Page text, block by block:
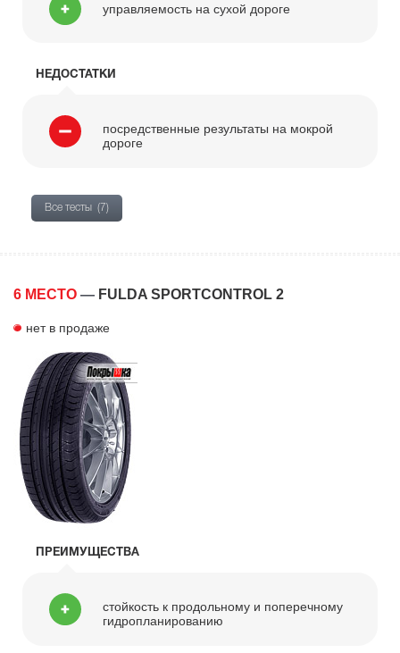
управляемость на сухой дороге
НЕДОСТАТКИ
посредственные результаты на мокрой
дороге
Все тесты (7)
6 МЕСТО — FULDA SPORTCONTROL 2
нет в продаже
ПРЕИМУЩЕСТВА
стойкость к продольному и поперечному
гидропланированию